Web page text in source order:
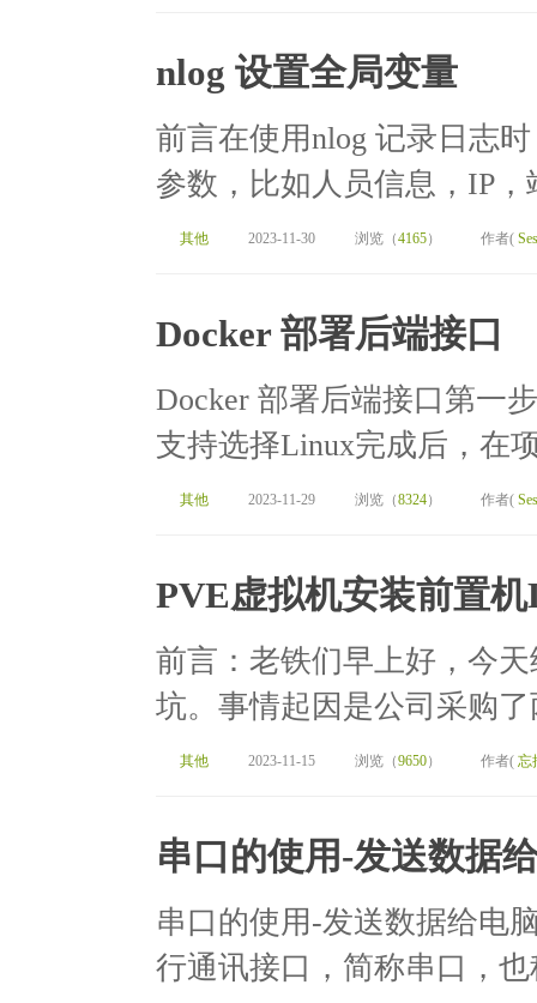
nlog 设置全局变量
前言在使用nlog 记录日志
参数，比如人员信息，IP
其他 2023-11-30 浏览（4165） 作者(
Docker 部署后端接口
Docker 部署后端接口第一
支持选择Linux完成后，在
其他 2023-11-29 浏览（8324） 作者(
PVE虚拟机安装前置
前言：老铁们早上好，今
坑。事情起因是公司采购
其他 2023-11-15 浏览（9650） 作者( 忘
串口的使用-发送数据
串口的使用-发送数据给电
行通讯接口，简称串口，